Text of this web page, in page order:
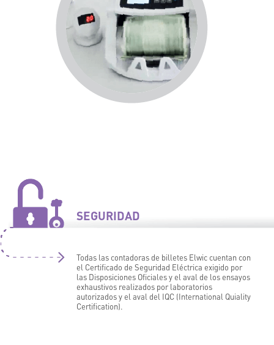
SEGURIDAD
Todas las contadoras de billetes Elwic cuentan con
el Certificado de Seguridad Eléctrica exigido por
las Disposiciones Oficiales y el aval de los ensayos
exhaustivos realizados por laboratorios
autorizados y el aval del IQC (International Quiality
Certification).